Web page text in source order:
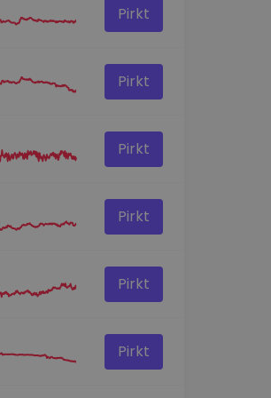
Pirkt
Pirkt
Pirkt
Pirkt
Pirkt
Pirkt